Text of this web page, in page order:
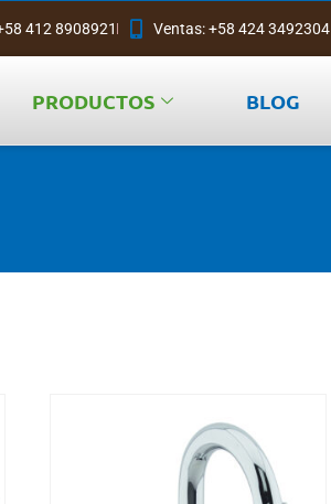
412 8908921 Ventas: +58 424 3492304
PRODUCTOS BLOG